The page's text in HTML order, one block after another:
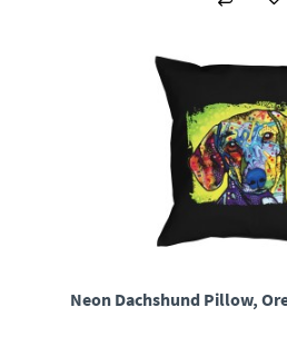
Neon Dachshund Pillow,